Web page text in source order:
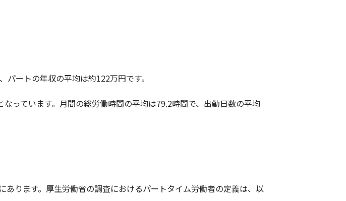
ートの年収の平均は約122万円です。
っています。月間の総労働時間の平均は79.2時間で、出勤日数の平均
ります。厚生労働省の調査におけるパートタイム労働者の定義は、以